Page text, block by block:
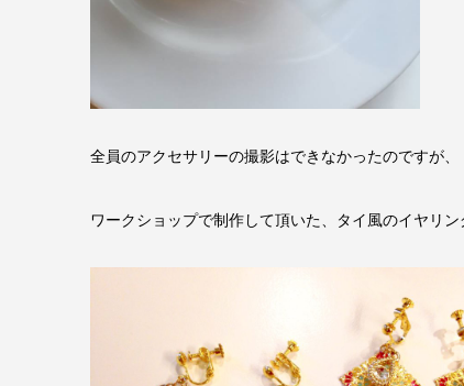
全員のアクセサリーの撮影はできなかったのですが、
ワークショップで制作して頂いた、タイ風のイヤリ